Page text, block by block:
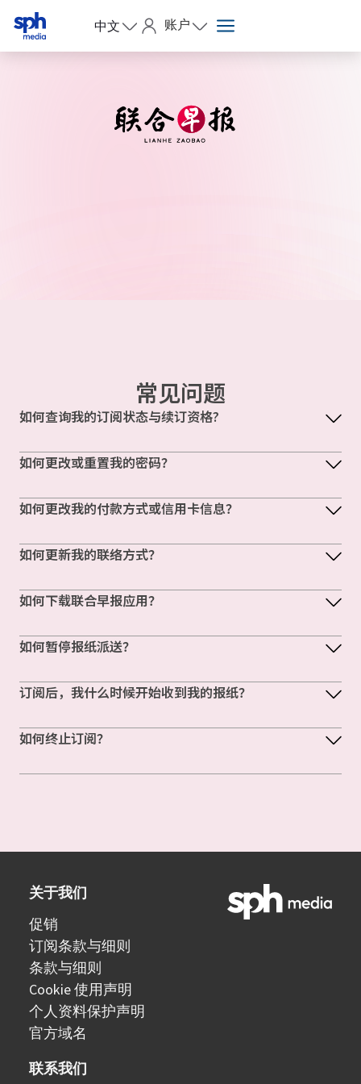
中文 账户
常见问题
如何查询我的订阅状态与续订资格?
如何更改或重置我的密码？
如何更改我的付款方式或信用卡信息？
如何更新我的联络方式？
如何下载联合早报应用？
如何暂停报纸派送？
订阅后，我什么时候开始收到我的报纸？
如何终止订阅？
关于我们
促销
订阅条款与细则
条款与细则
Cookie 使用声明
个人资料保护声明
官方域名
联系我们